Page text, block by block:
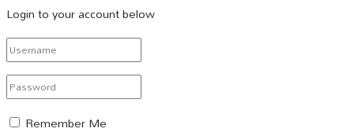
Login to your account below
Remember Me